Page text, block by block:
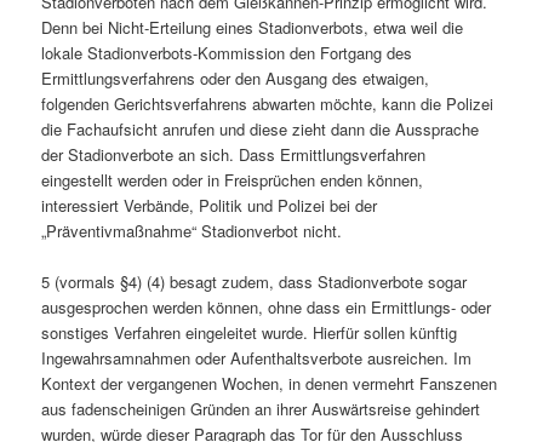
Denn bei Nicht-Erteilung eines Stadionverbots, etwa weil die
lokale Stadionverbots-Kommission den Fortgang des
Ermittlungsverfahrens oder den Ausgang des etwaigen,
folgenden Gerichtsverfahrens abwarten möchte, kann die Polizei
die Fachaufsicht anrufen und diese zieht dann die Aussprache
der Stadionverbote an sich. Dass Ermittlungsverfahren
eingestellt werden oder in Freisprüchen enden können,
interessiert Verbände, Politik und Polizei bei der
„Präventivmaßnahme“ Stadionverbot nicht.
5 (vormals §4) (4) besagt zudem, dass Stadionverbote sogar
ausgesprochen werden können, ohne dass ein Ermittlungs- oder
sonstiges Verfahren eingeleitet wurde. Hierfür sollen künftig
Ingewahrsamnahmen oder Aufenthaltsverbote ausreichen. Im
Kontext der vergangenen Wochen, in denen vermehrt Fanszenen
aus fadenscheinigen Gründen an ihrer Auswärtsreise gehindert
wurden, würde dieser Paragraph das Tor für den Ausschluss